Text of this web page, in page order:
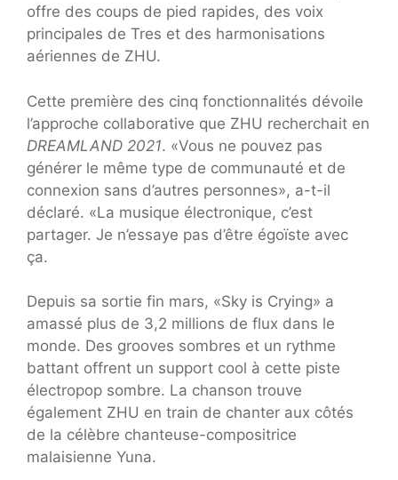
offre des coups de pied rapides, des voix
principales de Tres et des harmonisations
aériennes de ZHU.
Cette première des cinq fonctionnalités dévoile
l’approche collaborative que ZHU recherchait en
DREAMLAND 2021. «Vous ne pouvez pas
générer le même type de communauté et de
connexion sans d’autres personnes», a-t-il
déclaré. «La musique électronique, c’est
partager. Je n’essaye pas d’être égoïste avec
ça.
Depuis sa sortie fin mars, «Sky is Crying» a
amassé plus de 3,2 millions de flux dans le
monde. Des grooves sombres et un rythme
battant offrent un support cool à cette piste
électropop sombre. La chanson trouve
également ZHU en train de chanter aux côtés
de la célèbre chanteuse-compositrice
malaisienne Yuna.